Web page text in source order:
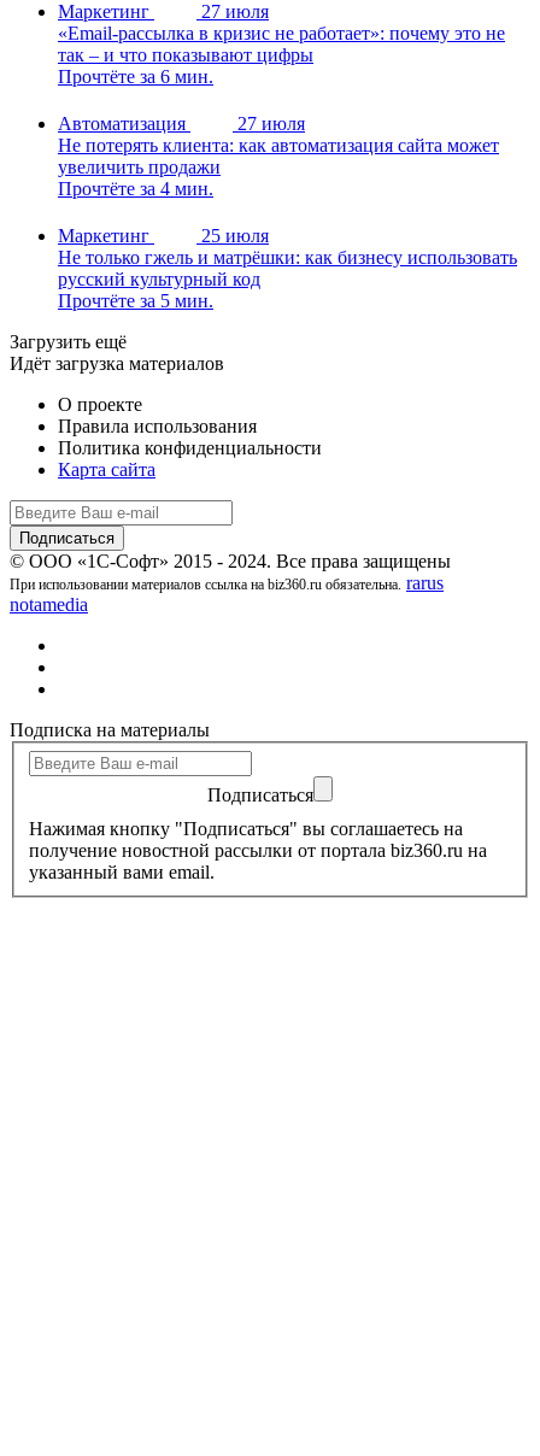
Маркетинг
27 июля
«Email-рассылка в кризис не работает»: почему это не
так – и что показывают цифры
Прочтёте за 6 мин.
Автоматизация
27 июля
Не потерять клиента: как автоматизация сайта может
увеличить продажи
Прочтёте за 4 мин.
Маркетинг
25 июля
Не только гжель и матрёшки: как бизнесу использовать
русский культурный код
Прочтёте за 5 мин.
Загрузить ещё
Идёт загрузка материалов
О проекте
Правила использования
Политика конфиденциальности
Карта сайта
© ООО «1С-Софт» 2015 - 2024. Все права защищены
При использовании материалов ссылка на biz360.ru обязательна. rarus
notamedia
Подписка на материалы
Подписаться
Нажимая кнопку "Подписаться" вы соглашаетесь на
получение новостной рассылки от портала biz360.ru на
указанный вами email.